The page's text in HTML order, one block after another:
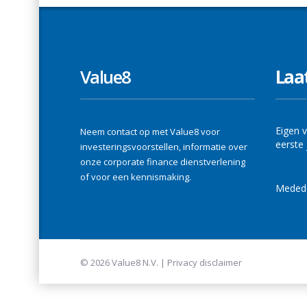
Value8
Neem contact op met Value8 voor
investeringsvoorstellen, informatie over
onze corporate finance dienstverlening
of voor een kennismaking.
Eigen
eerste
© 2026 Value8 N.V. | Privacy disclaimer